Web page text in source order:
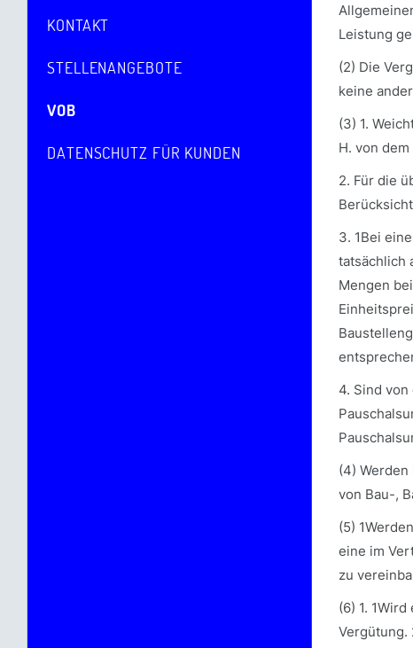
KONTAKT
STELLENANGEBOTE
VOB
DATENSCHUTZ FÜR KUNDEN
Leistung
(2) Die
keine
(3) 1.
H. von
2. Für die
3. 1Bei
tatsächlich
Mengen
4. Sind
(4)
von Bau-,
(5)
eine im
zu
(6) 1.
Vergütung.